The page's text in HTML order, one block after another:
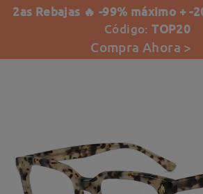
2as Rebajas 🔥 -99% máximo + -
Código:TOP20
Compra Ahora >